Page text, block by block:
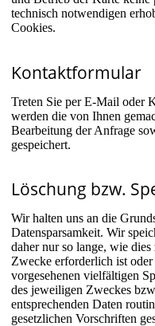
technisch notwendigen
Cookies.
Kontaktformular
Treten Sie per E-Mail oder
werden die von Ihnen
Bearbeitung der Anfrage
gespeichert.
Löschung bzw.
Wir halten uns an die
Datensparsamkeit. Wir
daher nur so lange, wie
Zwecke erforderlich ist
vorgesehenen vielfältigen
des jeweiligen Zweckes
entsprechenden Daten
gesetzlichen Vorschriften